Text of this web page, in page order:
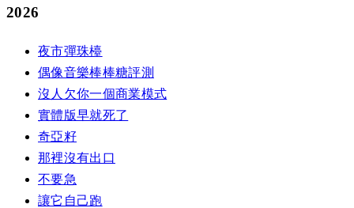
2026
夜市彈珠檯
偶像音樂棒棒糖評測
沒人欠你一個商業模式
實體版早就死了
奇亞籽
那裡沒有出口
不要急
讓它自己跑